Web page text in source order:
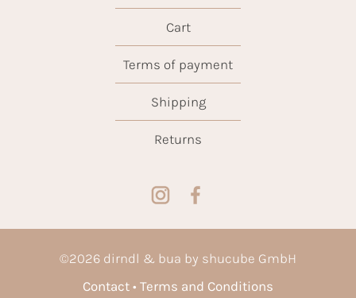
Cart
Terms of payment
Shipping
Returns
©2026 dirndl & bua by shucube GmbH
Contact
Terms and Conditions